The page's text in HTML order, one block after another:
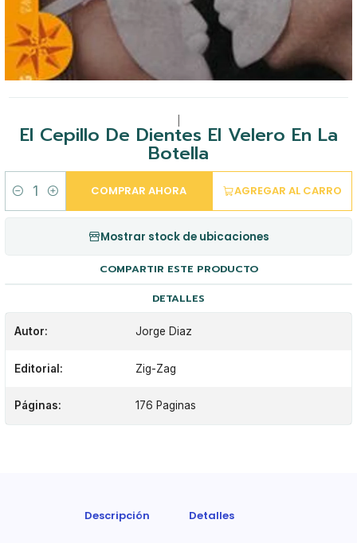
El Cepillo De Dientes El Velero En La
Botella
Cantidad
AGREGAR AL CARRO
COMPRAR AHORA
Mostrar stock de ubicaciones
COMPARTIR ESTE PRODUCTO
DETALLES
Autor: Jorge Diaz
Editorial: Zig-Zag
Páginas: 176 Paginas
Descripción Detalles